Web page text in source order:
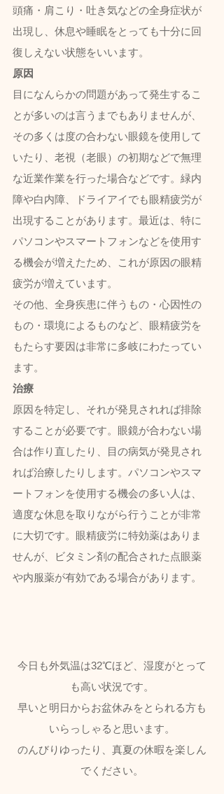
頭痛・肩こり・吐き気などの全身症状が
出現し、休息や睡眠をとっても十分に回
復しえない状態をいいます。
原因
目になんらかの問題があって発生するこ
とが多いのは言うまでもありませんが、
その多くは度の合わない眼鏡を使用して
いたり、老視（老眼）の初期などで無理
な近業作業を行った場合などです。緑内
障や白内障、ドライアイでも眼精疲労が
出現することがあります。最近は、特に
パソコンやスマートフォンなどを使用す
る機会が増えたため、これが原因の眼精
疲労が増えています。
その他、全身疾患に伴うもの・心因性の
もの・環境によるものなど、眼精疲労を
もたらす要因は非常に多岐にわたってい
ます。
治療
原因を特定し、それが発見されれば排除
することが必要です。眼鏡が合わない場
合は作り直したり、目の病気が発見され
れば治療したりします。パソコンやスマ
ートフォンを使用する機会の多い人は、
適度な休息を取りながら行うことが非常
に大切です。眼精疲労に特効薬はありま
せんが、ビタミン剤の配合された点眼薬
や内服薬が有効である場合があります。
今日も外気温は32℃ほど、湿度がとって
も高い状況です。
早いと明日からお盆休みをとられる方も
いらっしゃると思います。
のんびりゆったり、真夏の休暇を楽しん
でください。